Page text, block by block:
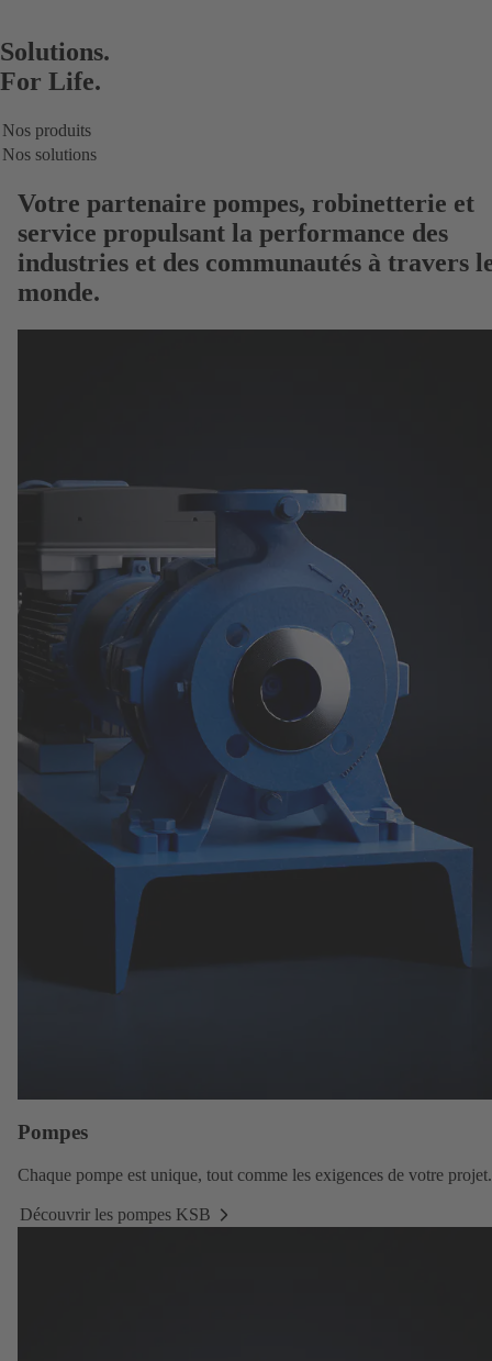
Solutions.
For Life.
Nos produits
Nos solutions
Votre partenaire pompes, robinetterie et
service propulsant la performance des
industries et des communautés à travers
monde.
Pompes
Chaque pompe est unique, tout comme les exigences de votre projet.
Découvrir les pompes KSB
Découvrir